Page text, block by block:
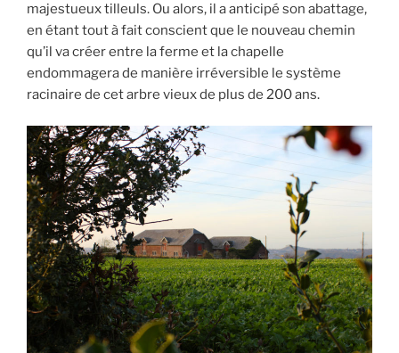
majestueux tilleuls. Ou alors, il a anticipé son abattage,
en étant tout à fait conscient que le nouveau chemin
qu’il va créer entre la ferme et la chapelle
endommagera de manière irréversible le système
racinaire de cet arbre vieux de plus de 200 ans.